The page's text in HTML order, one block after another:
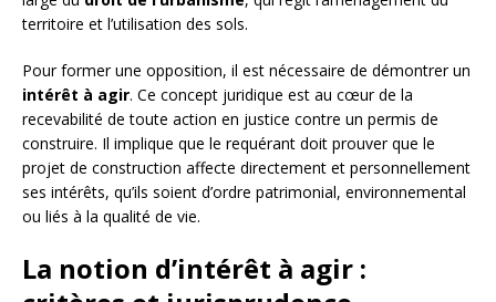
territoire et l’utilisation des sols.
Pour former une opposition, il est nécessaire de démontrer un
intérêt à agir. Ce concept juridique est au cœur de la
recevabilité de toute action en justice contre un permis de
construire. Il implique que le requérant doit prouver que le
projet de construction affecte directement et personnellement
ses intérêts, qu’ils soient d’ordre patrimonial, environnemental
ou liés à la qualité de vie.
La notion d’intérêt à agir :